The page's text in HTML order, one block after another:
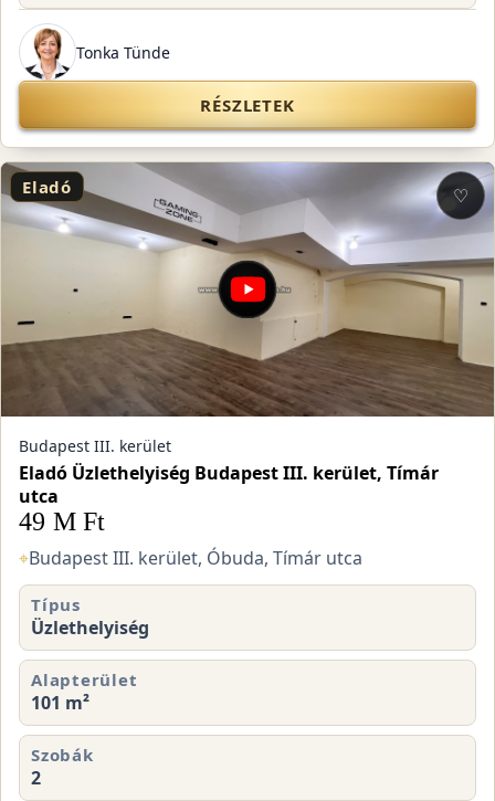
Tonka Tünde
RÉSZLETEK
Eladó ♡
Budapest III. kerület
Eladó Üzlethelyiség Budapest III. kerület, Tímár
utca
49 M Ft
⌖Budapest III. kerület, Óbuda, Tímár utca
Típus
Üzlethelyiség
Alapterület
101 m²
Szobák
2